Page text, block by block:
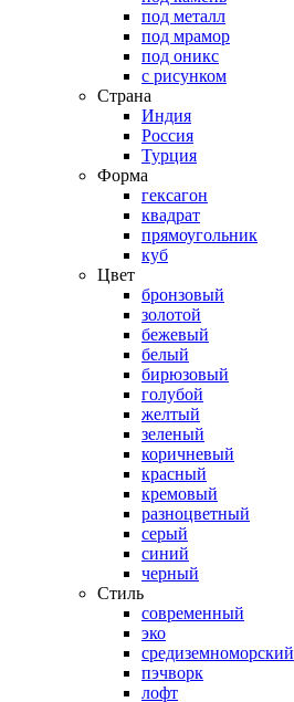
под металл
под мрамор
под оникс
с рисунком
Страна
Индия
Россия
Турция
Форма
гексагон
квадрат
прямоугольник
куб
Цвет
бронзовый
золотой
бежевый
белый
бирюзовый
голубой
желтый
зеленый
коричневый
красный
кремовый
разноцветный
серый
синий
черный
Стиль
современный
эко
средиземноморский
пэчворк
лофт